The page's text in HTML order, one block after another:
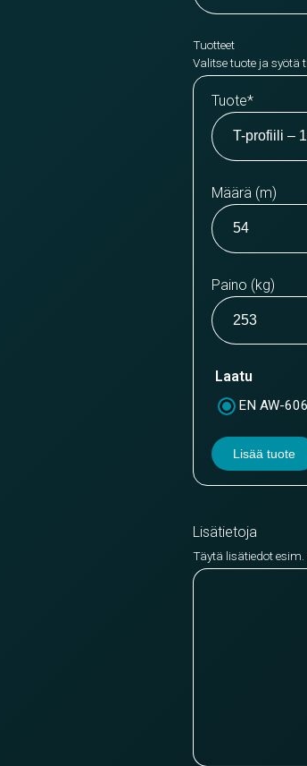
Tuotteet
Valitse tuote ja
Tuote*
Määrä (m)
Paino (kg)
Laatu
EN AW-
Lisää tuote
Lisätietoja
Täytä lisätiedot